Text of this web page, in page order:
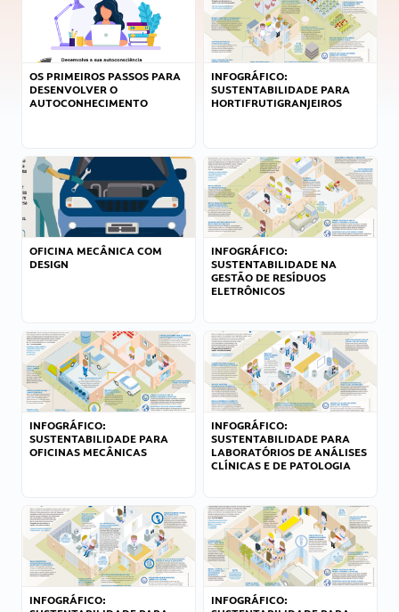
OS PRIMEIROS PASSOS PARA
DESENVOLVER O
AUTOCONHECIMENTO
INFOGRÁFICO:
SUSTENTABILIDADE PARA
HORTIFRUTIGRANJEIROS
OFICINA MECÂNICA COM
DESIGN
INFOGRÁFICO:
SUSTENTABILIDADE NA
GESTÃO DE RESÍDUOS
ELETRÔNICOS
INFOGRÁFICO:
SUSTENTABILIDADE PARA
OFICINAS MECÂNICAS
INFOGRÁFICO:
SUSTENTABILIDADE PARA
LABORATÓRIOS DE ANÁLISES
CLÍNICAS E DE PATOLOGIA
INFOGRÁFICO:
INFOGRÁFICO: